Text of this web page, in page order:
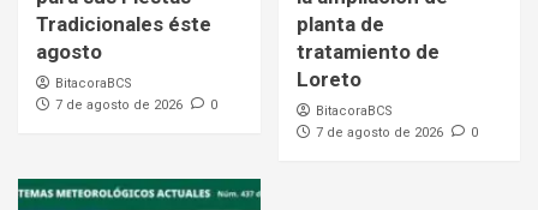
Tradicionales éste
agosto
BitacoraBCS
7 de agosto de 2026
0
planta de
tratamiento de
Loreto
BitacoraBCS
7 de agosto de 2026
0